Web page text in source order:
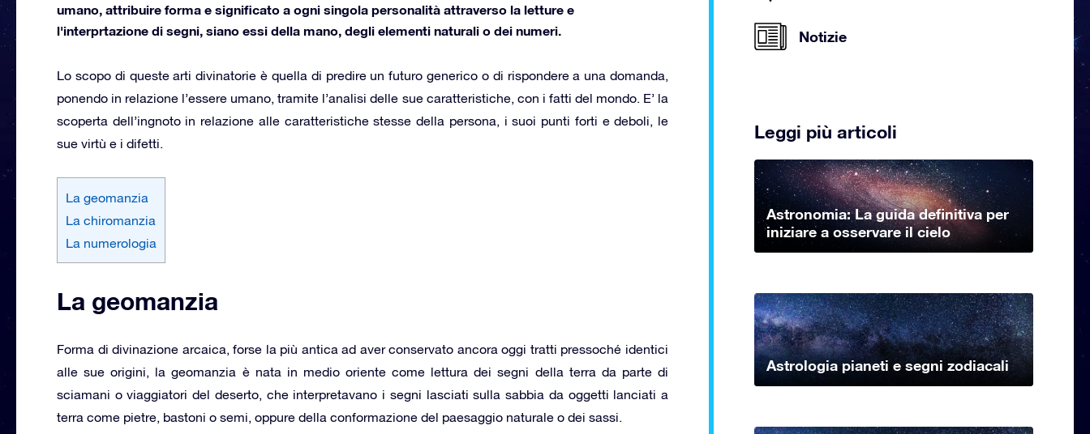
umano, attribuire forma e significato a ogni singola personalità attraverso la letture e
l'interprtazione di segni, siano essi della mano, degli elementi naturali o dei numeri.
Lo scopo di queste arti divinatorie è quella di predire un futuro generico o di rispondere a una domanda,
ponendo in relazione l’essere umano, tramite l’analisi delle sue caratteristiche, con i fatti del mondo. E’ la
scoperta dell’ingnoto in relazione alle caratteristiche stesse della persona, i suoi punti forti e deboli, le
sue virtù e i difetti.
La geomanzia
La chiromanzia
La numerologia
La geomanzia
Forma di divinazione arcaica, forse la più antica ad aver conservato ancora oggi tratti pressoché identici
alle sue origini, la geomanzia è nata in medio oriente come lettura dei segni della terra da parte di
sciamani o viaggiatori del deserto, che interpretavano i segni lasciati sulla sabbia da oggetti lanciati a
terra come pietre, bastoni o semi, oppure della conformazione del paesaggio naturale o dei sassi.
Notizie
Leggi più articoli
Astronomia: La guida definitiva per
iniziare a osservare il cielo
Astrologia pianeti e segni zodiacali